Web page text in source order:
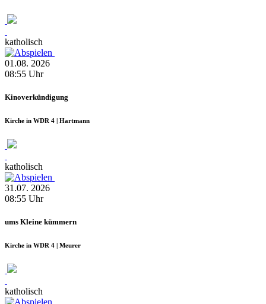
katholisch
01.08. 2026
08:55 Uhr
Kinoverkündigung
Kirche in WDR 4 | Hartmann
katholisch
31.07. 2026
08:55 Uhr
ums Kleine kümmern
Kirche in WDR 4 | Meurer
katholisch